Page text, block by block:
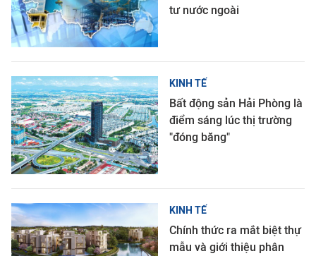
tư nước ngoài
KINH TẾ
Bất động sản Hải Phòng là
điểm sáng lúc thị trường
"đóng băng"
KINH TẾ
Chính thức ra mắt biệt thự
mẫu và giới thiệu phân